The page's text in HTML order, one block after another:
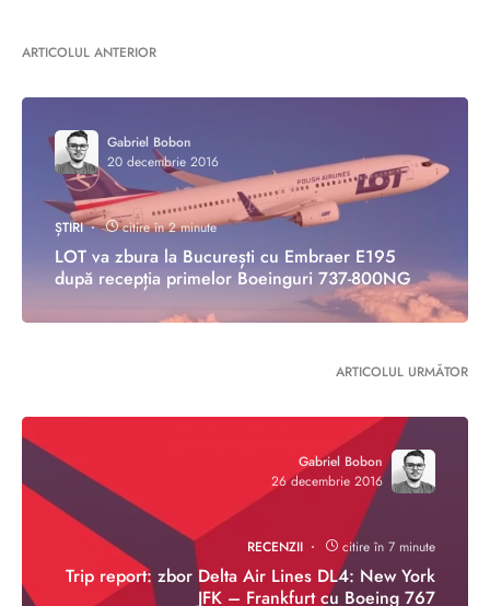
ARTICOLUL ANTERIOR
Gabriel Bobon
20 decembrie 2016
ȘTIRI citire în 2 minute
LOT va zbura la București cu Embraer E195
după recepția primelor Boeinguri 737-800NG
ARTICOLUL URMĂTOR
Gabriel Bobon
26 decembrie 2016
RECENZII citire în 7 minute
Trip report: zbor Delta Air Lines DL4: New York
JFK – Frankfurt cu Boeing 767